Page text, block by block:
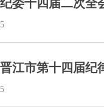
委十四届二次全
江市第十四届纪